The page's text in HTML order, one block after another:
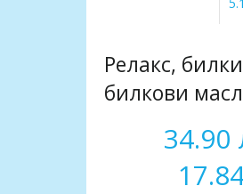
Релакс,
билкови
34.90